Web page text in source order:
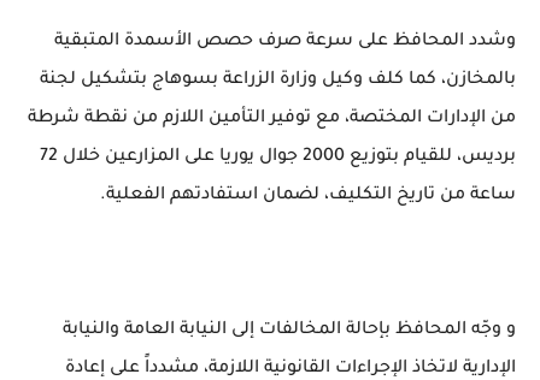
وشدد المحافظ على سرعة صرف حصص الأسمدة المتبقية
بالمخازن، كما كلف وكيل وزارة الزراعة بسوهاج بتشكيل لجنة
من الإدارات المختصة، مع توفير التأمين اللازم من نقطة شرطة
برديس، للقيام بتوزيع 2000 جوال يوريا على المزارعين خلال 72
ساعة من تاريخ التكليف، لضمان استفادتهم الفعلية.
و وجّه المحافظ بإحالة المخالفات إلى النيابة العامة والنيابة
الإدارية لاتخاذ الإجراءات القانونية اللازمة، مشدداً على إعادة